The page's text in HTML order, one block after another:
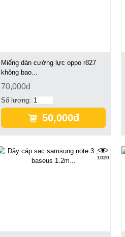
Miếng dán cường lực oppo r827
không bao...
70,000đ
Số lượng:
50,000đ
1020